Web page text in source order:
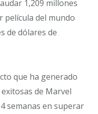
1,209 millones
película del mundo
de dólares de
que ha generado
de Marvel
semanas en superar